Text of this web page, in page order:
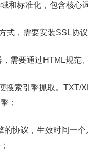
和标准化，包含核心
式，需要安装SSL协议
需要通过HTML规范
索引擎抓取。TXT/
；
协议，生效时间一